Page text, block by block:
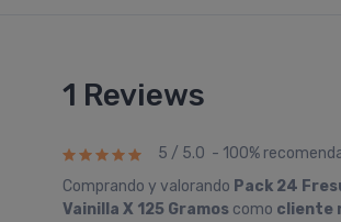
1 Reviews
5 / 5.0 - 100%
Comprando y valorando Pack 24
Vainilla X 125 Gramos como cliente